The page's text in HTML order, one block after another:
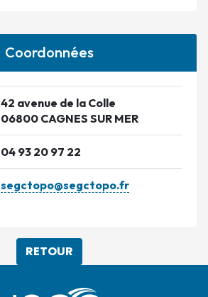
Coordonnées
42 avenue de la Colle
06800 CAGNES SUR MER
04 93 20 97 22
segctopo@segctopo.fr
RETOUR